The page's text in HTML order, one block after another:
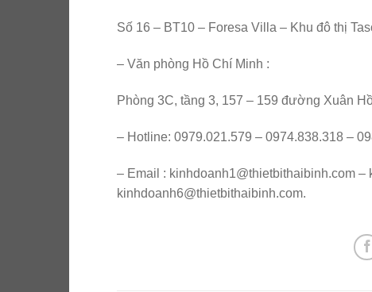
Số 16 – BT10 – Foresa Villa – Khu đô thị
– Văn phòng Hồ Chí Minh :
Phòng 3C, tầng 3, 157 – 159 đường Xuân
– Hotline: 0979.021.579 – 0974.838.318 –
– Email : kinhdoanh1@thietbithaibinh.com
kinhdoanh6@thietbithaibinh.com.